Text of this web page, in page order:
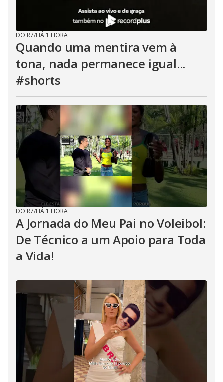
DO R7/HÁ 1 HORA
Quando uma mentira vem à
tona, nada permanece igual...
#shorts
DO R7/HÁ 1 HORA
A Jornada do Meu Pai no Voleibol:
De Técnico a um Apoio para Toda
a Vida!